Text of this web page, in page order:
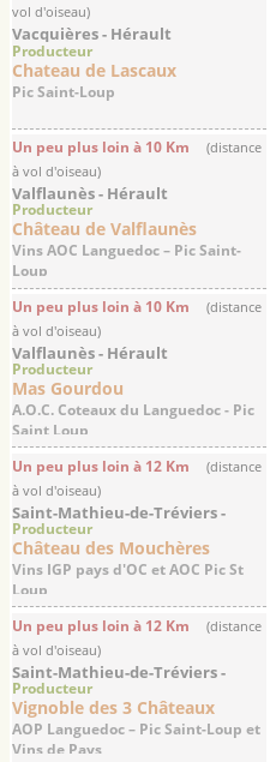
vol d'oiseau)
Vacquières - Hérault
Producteur
Chateau de Lascaux
Pic Saint-Loup
Un peu plus loin à 10 Km
(distance
à vol d'oiseau)
Valflaunès - Hérault
Producteur
Château de Valflaunès
Vins AOC Languedoc – Pic Saint-
Loup
Un peu plus loin à 10 Km
(distance
à vol d'oiseau)
Valflaunès - Hérault
Producteur
Mas Gourdou
A.O.C. Coteaux du Languedoc - Pic
Saint Loup
Un peu plus loin à 12 Km
(distance
à vol d'oiseau)
Saint-Mathieu-de-Tréviers -
Hérault
Producteur
Château des Mouchères
Vins IGP pays d'OC et AOC Pic St
Loup
Un peu plus loin à 12 Km
(distance
à vol d'oiseau)
Saint-Mathieu-de-Tréviers -
Hérault
Producteur
Vignoble des 3 Châteaux
AOP Languedoc – Pic Saint-Loup et
Vins de Pays